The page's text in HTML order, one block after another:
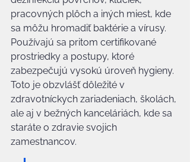
pracovných plôch a iných miest, kde
sa môžu hromadiť baktérie a vírusy.
Používajú sa pritom certifikované
prostriedky a postupy, ktoré
zabezpečujú vysokú úroveň hygieny.
Toto je obzvlášť dôležité v
zdravotníckych zariadeniach, školách,
ale aj v bežných kanceláriách, kde sa
staráte o zdravie svojich
zamestnancov.